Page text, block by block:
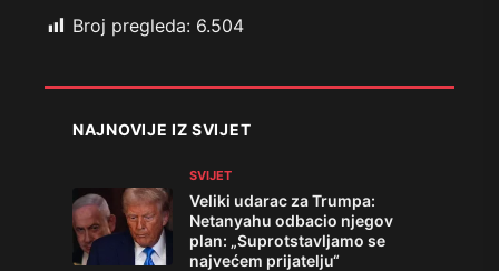
Broj pregleda: 6.504
NAJNOVIJE IZ SVIJET
SVIJET
Veliki udarac za Trumpa:
Netanyahu odbacio njegov
plan: „Suprotstavljamo se
najvećem prijatelju“